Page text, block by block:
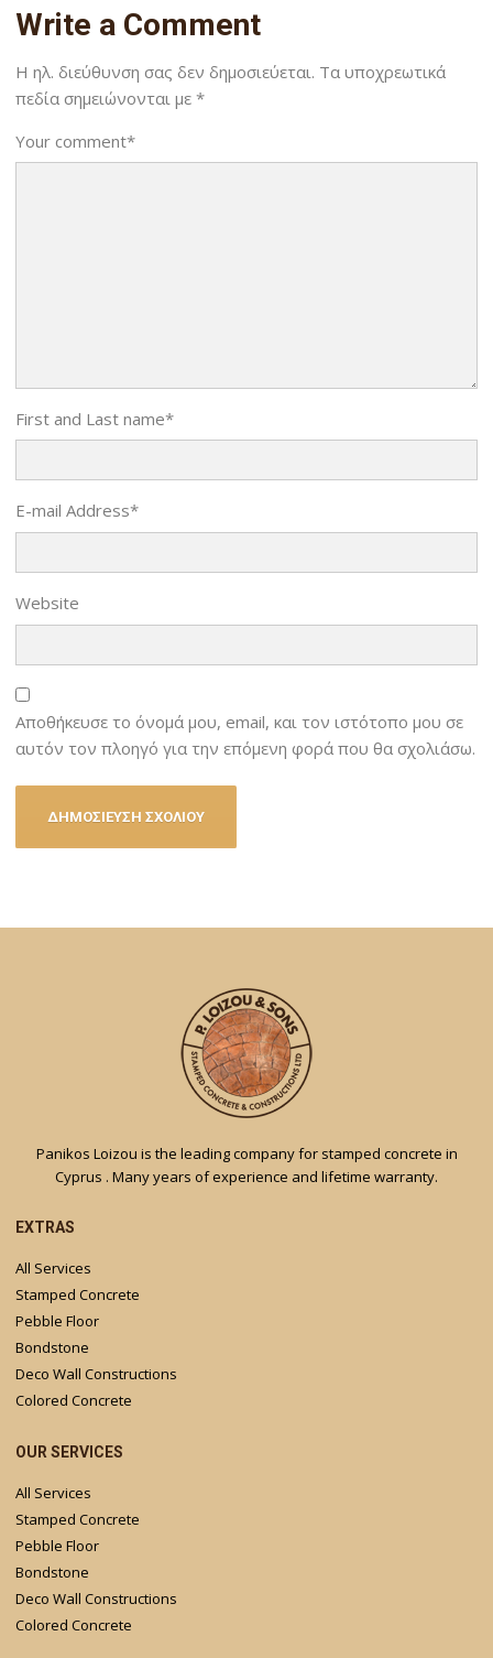
Write a Comment
Η ηλ. διεύθυνση σας δεν δημοσιεύεται. Τα υποχρεωτικά
πεδία σημειώνονται με*
Your comment*
First and Last name*
E-mail Address*
Website
Αποθήκευσε το όνομά μου, email, και τον ιστότοπο μου σε
αυτόν τον πλοηγό για την επόμενη φορά που θα σχολιάσω.
Panikos Loizou is the leading company for stamped concrete in
Cyprus . Many years of experience and lifetime warranty.
EXTRAS
All Services
Stamped Concrete
Pebble Floor
Bondstone
Deco Wall Constructions
Colored Concrete
OUR SERVICES
All Services
Stamped Concrete
Pebble Floor
Bondstone
Deco Wall Constructions
Colored Concrete